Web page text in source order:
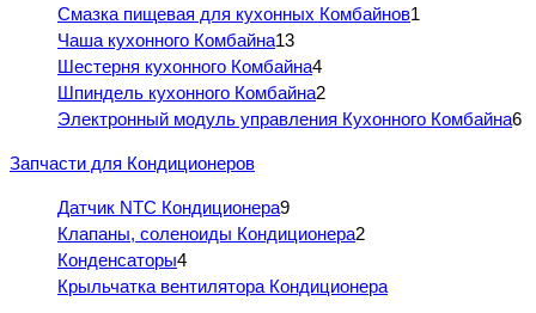
Смазка пищевая для кухонных Комбайнов1
Чаша кухонного Комбайна13
Шестерня кухонного Комбайна4
Шпиндель кухонного Комбайна2
Электронный модуль управления Кухонного Комбайна6
Запчасти для Кондиционеров
Датчик NTC Кондиционера9
Клапаны, соленоиды Кондиционера2
Конденсаторы4
Крыльчатка вентилятора Кондиционера